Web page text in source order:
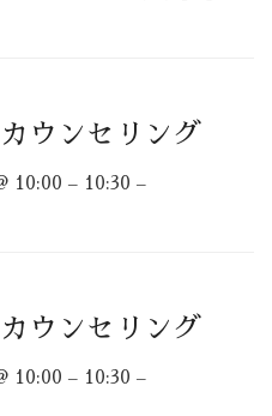
ウンセリング
10:00 – 10:30 –
ウンセリング
10:00 – 10:30 –